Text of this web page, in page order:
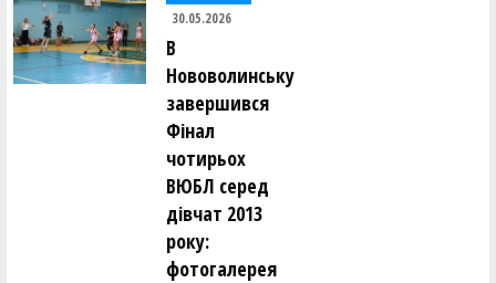
30.05.2026
В
Нововолинську
завершився
Фінал
чотирьох
ВЮБЛ серед
дівчат 2013
року:
фотогалерея